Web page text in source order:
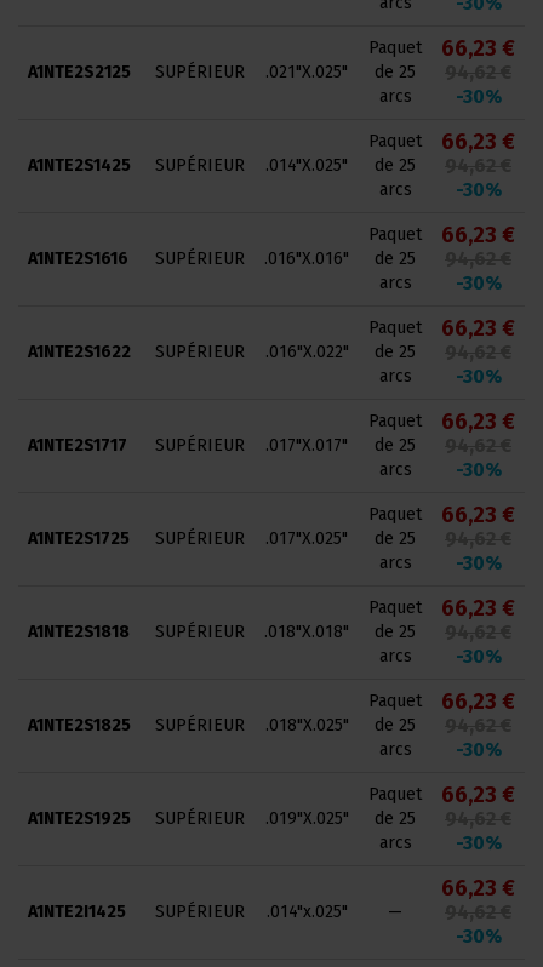
A1NTE2S2125 SUPÉRIEUR .021"X.025"
Paquet
de 25
arcs
66,23 €
-30%
A1NTE2S1425 SUPÉRIEUR .014"X.025"
Paquet
de 25
arcs
66,23 €
-30%
A1NTE2S1616 SUPÉRIEUR .016"X.016"
Paquet
de 25
arcs
66,23 €
-30%
A1NTE2S1622 SUPÉRIEUR .016"X.022"
Paquet
de 25
arcs
66,23 €
-30%
A1NTE2S1717 SUPÉRIEUR .017"X.017"
Paquet
de 25
arcs
66,23 €
-30%
A1NTE2S1725 SUPÉRIEUR .017"X.025"
Paquet
de 25
arcs
66,23 €
-30%
A1NTE2S1818 SUPÉRIEUR .018"X.018"
Paquet
de 25
arcs
66,23 €
-30%
A1NTE2S1825 SUPÉRIEUR .018"X.025"
Paquet
de 25
arcs
66,23 €
-30%
A1NTE2S1925 SUPÉRIEUR .019"X.025"
Paquet
de 25
arcs
66,23 €
-30%
A1NTE2I1425 SUPÉRIEUR .014"x.025" —
66,23 €
-30%